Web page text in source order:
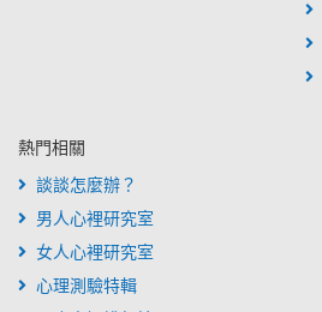
熱門相關
談談怎麼辦？
男人心裡研究室
女人心裡研究室
心理測驗特輯